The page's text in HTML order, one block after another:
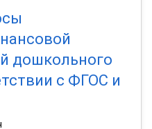
дошкольного
с ФГОС и